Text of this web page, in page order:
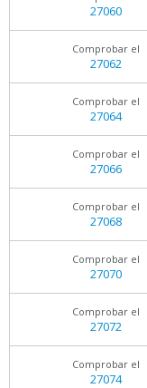
27060
Comprobar el
27062
Comprobar el
27064
Comprobar el
27066
Comprobar el
27068
Comprobar el
27070
Comprobar el
27072
Comprobar el
27074